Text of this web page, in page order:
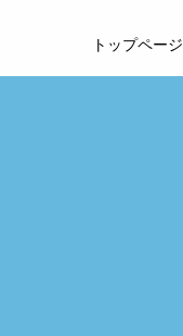
トップページ